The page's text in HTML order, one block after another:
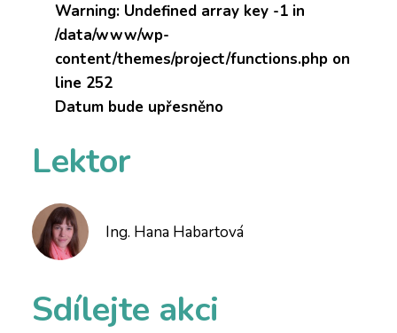
Warning: Undefined array key -1 in
/data/www/wp-
content/themes/project/functions.phpon
line 252
Datum bude upřesněno
Lektor
Ing. Hana Habartová
Sdílejte akci